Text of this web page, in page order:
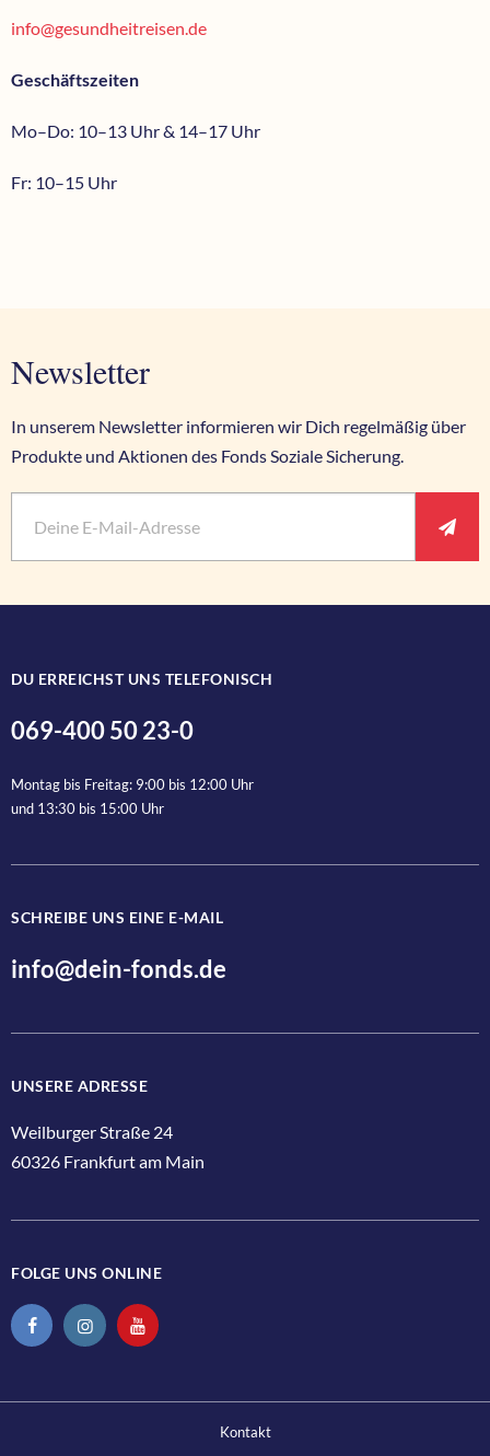
info@gesundheitreisen.de
Geschäftszeiten
Mo–Do: 10–13 Uhr & 14–17 Uhr
Fr: 10–15 Uhr
Newsletter
In unserem Newsletter informieren wir Dich regelmäßig über
Produkte und Aktionen des Fonds Soziale Sicherung.
Vorname
Anrede
Ja, ich bin jederzeit widerruflich damit einverstanden, dass
Jetzt anmelden
DU ERREICHST UNS TELEFONISCH
069-400 50 23-0
Montag bis Freitag: 9:00 bis 12:00 Uhr
und 13:30 bis 15:00 Uhr
SCHREIBE UNS EINE E-MAIL
info@dein-fonds.de
UNSERE ADRESSE
Weilburger Straße 24
60326 Frankfurt am Main
FOLGE UNS ONLINE
Kontakt